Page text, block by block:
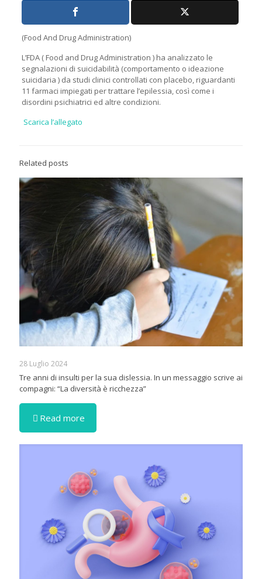
(Food And Drug Administration)
L’FDA ( Food and Drug Administration ) ha analizzato le
segnalazioni di suicidabilità (comportamento o ideazione
suicidaria ) da studi clinici controllati con placebo, riguardanti
11 farmaci impiegati per trattare l’epilessia, così come i
disordini psichiatrici ed altre condizioni.
Scarica l’allegato
Related posts
28 Luglio 2024
Tre anni di insulti per la sua dislessia. In un messaggio scrive ai
compagni: “La diversità è ricchezza”
Read more